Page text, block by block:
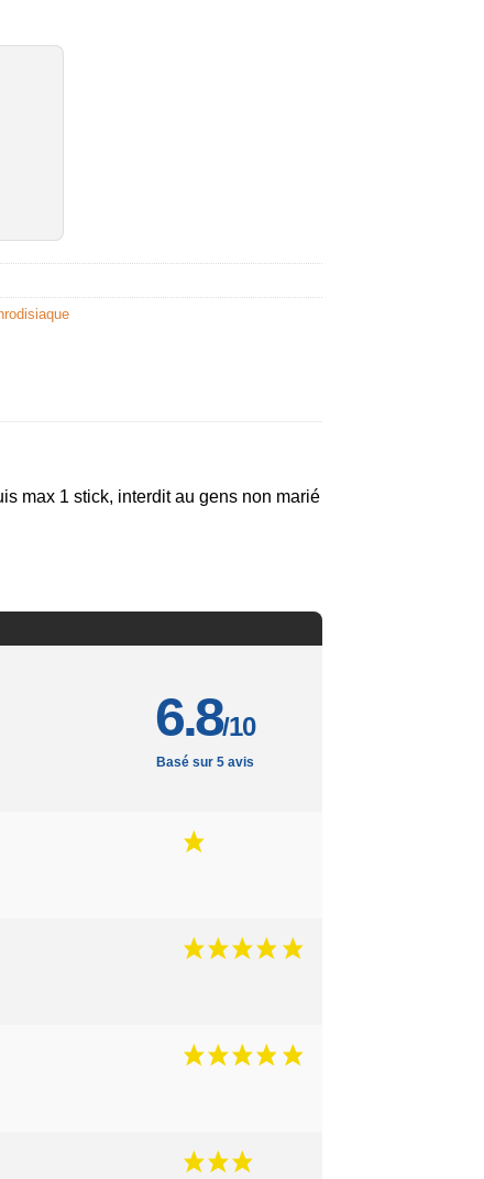
max 1 stick, interdit au gens non marié
6.8/10
Basé sur 5 avis